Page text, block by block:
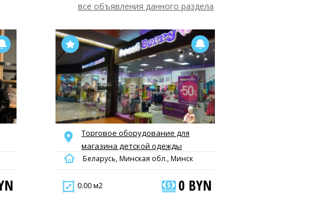
все объявления данного раздела
Торговое оборудование для
магазина детской одежды
Беларусь, Минская обл., Минск
0.00 м2 0 BYN